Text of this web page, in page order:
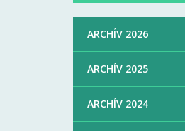
ARCHÍV 2026
ARCHÍV 2025
ARCHÍV 2024